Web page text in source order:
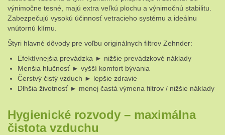
výnimočne tesné, majú extra veľkú plochu a výnimočnú stabilitu.
Zabezpečujú vysokú účinnosť vetracieho systému a ideálnu
vnútornú klímu.
Štyri hlavné dôvody pre voľbu originálnych filtrov Zehnder:
Efektívnejšia prevádzka ► nižšie prevádzkové náklady
Menšia hlučnosť ► vyšší komfort bývania
Čerstvý čistý vzduch ► lepšie zdravie
Dlhšia životnosť ► menej častá výmena filtrov / nižšie náklady
Hygienické rozvody – maximálna
čistota vzduchu